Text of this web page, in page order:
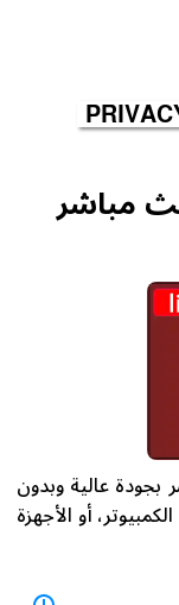
بث مباشر
بجودة عالية وبدون
أو الأجهزة